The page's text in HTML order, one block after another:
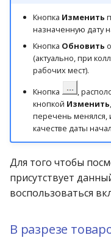
Наименование
Настройка
через ЭДО
Настройка раскраски
форм
ЖНВЛС
Описание стеллажей
Остатки владельцев
Кнопка Изменить
назначенную дату
Кнопка Обновить
(актуально, при
рабочих мест).
Кнопка
,
кнопкой Изменить
перечень менялся,
качестве даты
Для того чтобы
присутствует
воспользоваться
В разрезе